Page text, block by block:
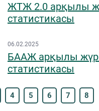
ЖТЖ 2.0 арқылы
статистикасы
06.02.2025
БААЖ арқылы
статистикасы
4 5 6 7 8